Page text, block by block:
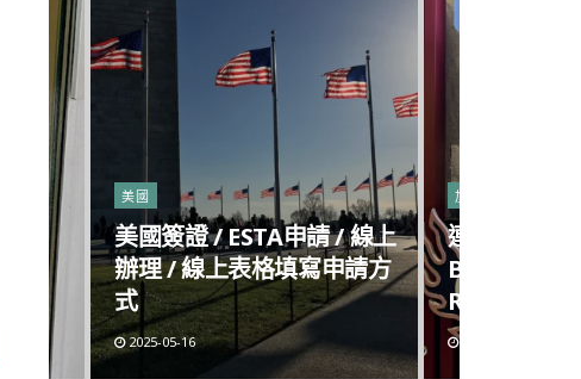
美國
美國簽證 / ESTA申請 / 線上
辦理 / 線上表格填寫申請方
式
2025-05-16
加拿大
連鎖麻辣燙
Big Way
Richmond
2025-05-09